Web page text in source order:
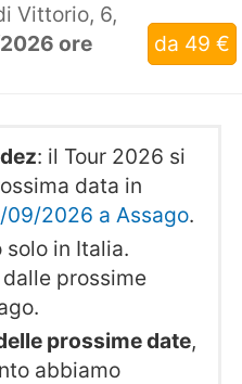
Vittorio, 6,
ore
da 49 €
: il Tour 2026 si
data in
09/2026 a Assago.
in Italia.
prossime
prossime date,
abbiamo